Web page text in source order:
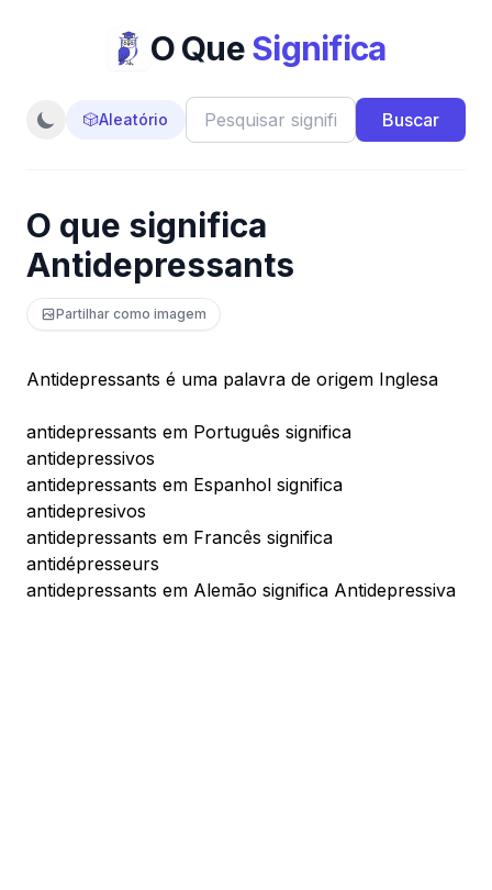
O QueSignifica
🎲Aleatório Buscar
O que significa
Antidepressants
Partilhar como imagem
Antidepressants é uma palavra de origem Inglesa
antidepressants em Português significa
antidepressivos
antidepressants em Espanhol significa
antidepresivos
antidepressants em Francês significa
antidépresseurs
antidepressants em Alemão significa Antidepressiva